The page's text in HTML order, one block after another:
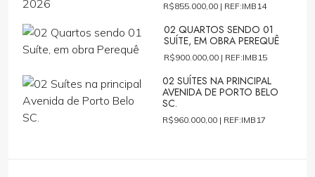
R$855.000,00 | REF:IMB14
02 QUARTOS SENDO 01
SUÍTE, EM OBRA PEREQUÊ
R$900.000,00 | REF:IMB15
02 SUÍTES NA PRINCIPAL
AVENIDA DE PORTO BELO
SC.
R$960.000,00 | REF:IMB17